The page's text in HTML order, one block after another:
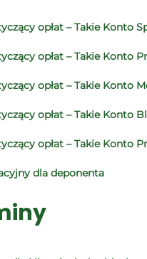
opłat – Takie Konto
opłat – Takie Konto
opłat – Takie Konto
opłat – Takie Konto
opłat – Takie Konto
dla deponenta